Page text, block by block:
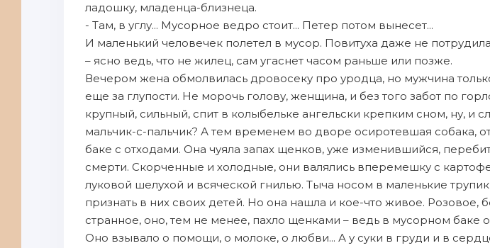
ладошку, младенца-близнеца.
- Там, в углу... Мусорное ведро стоит... Петер потом вынесет...
И маленький человечек полетел в мусор. Повитуха даже не
– ясно ведь, что не жилец, сам угаснет часом раньше или позже.
Вечером жена обмолвилась дровосеку про уродца, но мужчина
еще за глупости. Не морочь голову, женщина, и без того забот по
крупный, сильный, спит в колыбельке ангельски крепким сном, ну, и
мальчик-с-пальчик? А тем временем во дворе осиротевшая собака,
баке с отходами. Она чуяла запах щенков, уже изменившийся,
смерти. Скорченные и холодные, они валялись вперемешку с
луковой шелухой и всяческой гнилью. Тыча носом в маленькие
признать в них своих детей. Но она нашла и кое-что живое. Розовое,
странное, оно, тем не менее, пахло щенками – ведь в мусорном баке
Оно взывало о помощи, о молоке, о любви... А у суки в груди и в